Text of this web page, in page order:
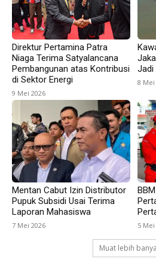
Direktur Pertamina Patra
Niaga Terima Satyalancana
Pembangunan atas Kontribusi
di Sektor Energi
9 Mei 2026
Jadi
8 Mei
Mentan Cabut Izin Distributor
Pupuk Subsidi Usai Terima
Laporan Mahasiswa
7 Mei 2026 5 Mei
Muat lebih